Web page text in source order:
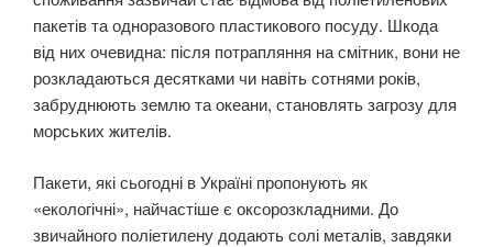
пакетів та одноразового пластикового посуду. Шкода
від них очевидна: після потрапляння на смітник, вони не
розкладаються десятками чи навіть сотнями років,
забруднюють землю та океани, становлять загрозу для
морських жителів.
Пакети, які сьогодні в Україні пропонують як
«екологічні», найчастіше є оксорозкладними. До
звичайного поліетилену додають солі металів, завдяки